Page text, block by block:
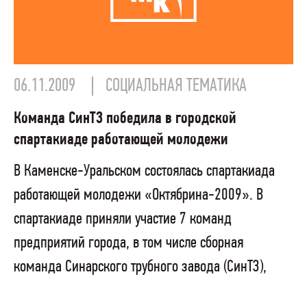
06.11.2009 СОЦИАЛЬНАЯ ТЕМАТИКА
Команда СинТЗ победила в городской
спартакиаде работающей молодежи
В Каменске-Уральском состоялась спартакиада
работающей молодежи «Октябрина-2009». В
спартакиаде приняли участие 7 команд
предприятий города, в том числе сборная
команда Синарского трубного завода (СинТЗ),